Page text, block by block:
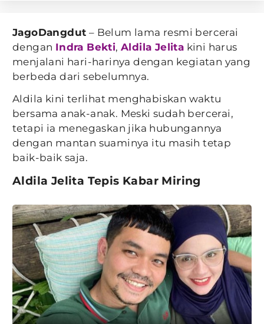
JagoDangdut – Belum lama resmi bercerai
dengan Indra Bekti,Aldila Jelita kini harus
menjalani hari-harinya dengan kegiatan yang
berbeda dari sebelumnya.
Aldila kini terlihat menghabiskan waktu
bersama anak-anak. Meski sudah bercerai,
tetapi ia menegaskan jika hubungannya
dengan mantan suaminya itu masih tetap
baik-baik saja.
Aldila Jelita Tepis Kabar Miring